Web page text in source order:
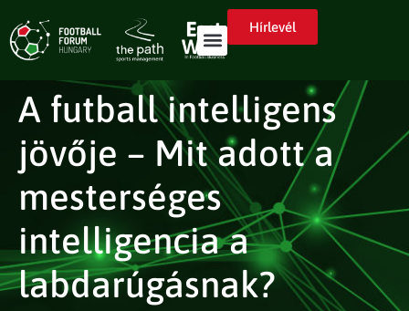
Hírlevél
A futball intelligens
jövője – Mit adott a
mesterséges
intelligencia a
labdarúgásnak?